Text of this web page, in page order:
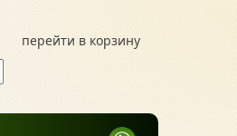
перейти в корзину